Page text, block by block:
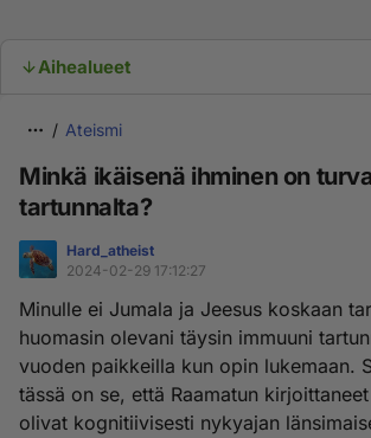
Aihealueet
Ateismi
Minkä ikäisenä ihminen on
tartunnalta?
Hard_atheist
2024-02-29 17:12:27
Minulle ei Jumala ja Jeesus koskaan
huomasin olevani täysin immuuni
vuoden paikkeilla kun opin lukemaan.
tässä on se, että Raamatun
olivat kognitiivisesti nykyajan